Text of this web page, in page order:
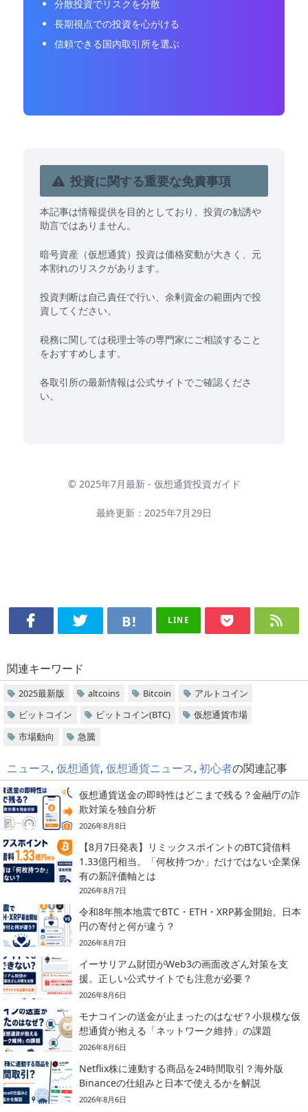
分散投資でリスクを分散
長期視点での投資を心がける
信頼できる国内取引所を選ぶ
投資に関する重要な免責事項
本記事は情報提供を目的としており、投資の勧誘や
助言ではありません。
暗号資産（仮想通貨）投資は価格変動が大きく、元
本割れのリスクがあります。
投資判断は自己責任で行い、余剰資金の範囲内で投
資してください。
税務に関しては税理士等の専門家にご相談すること
をおすすめします。
各取引所の最新情報は公式サイトでご確認くださ
い。
© 2025年7月最新 - 仮想通貨投資ガイド
最終更新：2025年7月29日
LINE
関連キーワード
2025最新版 altcoins Bitcoin
アルトコイン
ビットコイン
ビットコイン(BTC)
仮想通貨市場
市場動向
急騰
ニュース, 仮想通貨, 仮想通貨ニュース, 初心者の関連記事
仮想通貨送金の即時性はどこまで残る？金融庁の詐
欺対策を独自分析
2026年8月8日
【8月7日発表】リミックスポイントのBTC貸借料
1.33億円相当。「何枚持つか」だけではない企業保
有の新評価軸とは
2026年8月7日
令和8年熊本地震でBTC・ETH・XRP募金開始。日本
円の寄付と何が違う？
2026年8月7日
イーサリアム財団がWeb3の画面改ざん対策を支
援。正しい公式サイトでも注意が必要？
2026年8月6日
モナコインの送金が止まったのはなぜ？小規模な仮
想通貨が抱える「ネットワーク維持」の課題
2026年8月6日
Netflix株に連動する商品を24時間取引？海外版
Binanceの仕組みと日本で使えるかを解説
2026年8月6日